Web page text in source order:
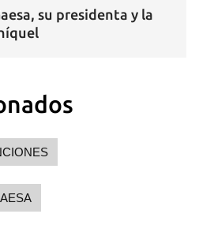
su presidenta y la